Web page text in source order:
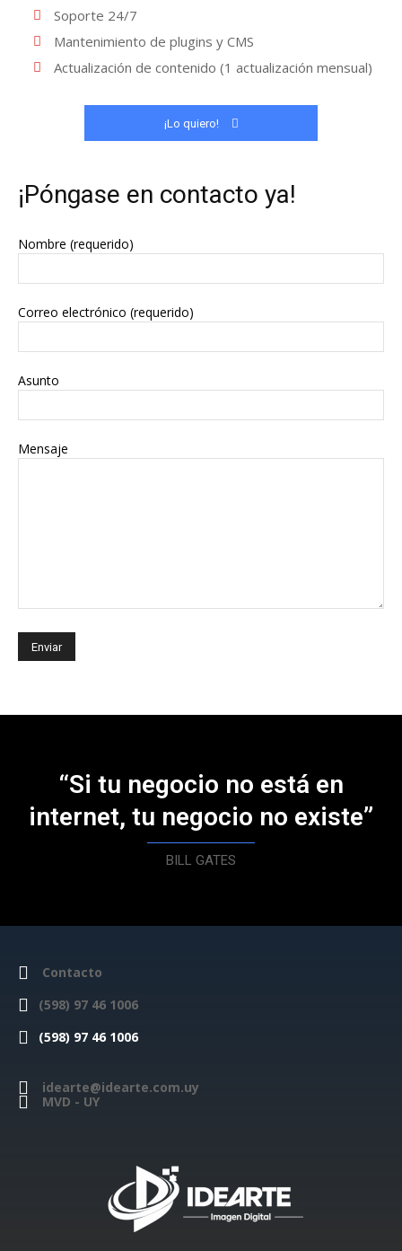
Soporte 24/7
Mantenimiento de plugins y CMS
Actualización de contenido (1 actualización mensual)
¡Lo quiero!
¡Póngase en contacto ya!
Nombre (requerido)
Correo electrónico (requerido)
Asunto
Mensaje
“Si tu negocio no está en
internet, tu negocio no existe”
BILL GATES
Contacto
(598) 97 46 1006
(598) 97 46 1006
idearte@idearte.com.uy
MVD - UY